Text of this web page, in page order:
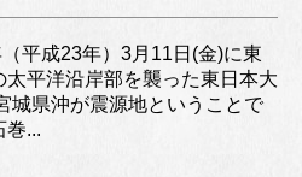
平成23年）3月11日(金)に東
太平洋沿岸部を襲った東日本大
城県沖が震源地ということで
巻...